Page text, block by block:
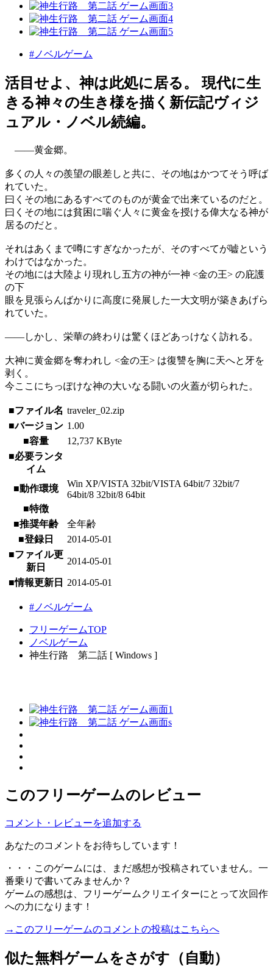
#ノベルゲーム
活目せよ、神は此処に居る。 現代に生
きる神々の生き様を描く新伝記ヴィジ
ュアル・ノベル続編。
――黄金郷。
多くの人々の羨望の眼差しと共に、その地はかつてそう呼ば
れていた。
曰くその地にあるすべてのものが黄金で出来ているのだと。
曰くその地には貧困に喘ぐ人々に黄金を授ける偉大なる神が
居るのだと。
それはあくまで噂にすぎなかったが、そのすべてが嘘という
わけではなかった。
その地には大陸より現れし五方の神が一神 <金の王> の庇護
の下
眼を見張らんばかりに高度に発展した一大文明が築きあげら
れていた。
――しかし、栄華の終わりは驚くほどあっけなく訪れる。
大神に黄金郷を奪われし <金の王> は復讐を胸に天へと牙を
剥く。
今ここにちっぽけな神の大いなる闘いの火蓋が切られた。
■ファイル名 traveler_02.zip
■バージョン 1.00
■容量
12,737 KByte
■必要ランタ
イム
■動作環境
Win XP/VISTA 32bit/VISTA 64bit/7 32bit/7
64bit/8 32bit/8 64bit
■特徴
■推奨年齢
全年齢
■登録日
2014-05-01
■ファイル更
新日
2014-05-01
■情報更新日 2014-05-01
#ノベルゲーム
フリーゲームTOP
ノベルゲーム
神生行路 第二話 [ Windows ]
このフリーゲームのレビュー
コメント・レビューを追加する
あなたのコメントをお待ちしています！
・・・このゲームには、まだ感想が投稿されていません。一
番乗りで書いてみませんか？
ゲームの感想は、フリーゲームクリエイターにとって次回作
への力になります！
→このフリーゲームのコメントの投稿はこちらへ
似た無料ゲームをさがす（自動）